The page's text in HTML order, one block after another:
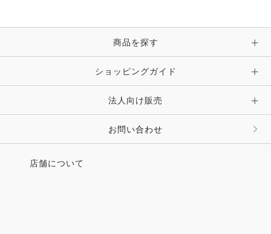
時計・財布・キーケース・革小物
キーホルダー・チャーム・ストラップ
その他 ファッション雑貨
ピン・ブローチ・コサージュ
その他 アクセサリー
商品を探す
ショッピングガイド
法人向け販売
お問い合わせ
店舗について